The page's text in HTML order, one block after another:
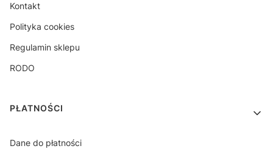
Kontakt
Polityka cookies
Regulamin sklepu
RODO
PŁATNOŚCI
Dane do płatności